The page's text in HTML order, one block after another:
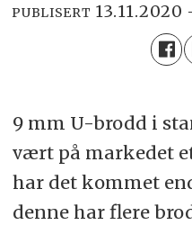
PUBLISERT
9 mm U-brodd i
vært på markedet
har det kommet
denne har flere